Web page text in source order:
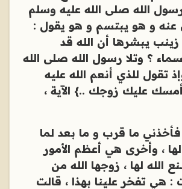
الله صلى الله عليه وسلم
و هو يبتسم و هو يقول :
يبشرها أن الله قد
؟ وتلا رسول الله صلى الله
تقول للذي أنعم الله عليه
عليك زوجك ..} الآية ،
ما قرب و ما بعد لما
، وأخرى هي أعظم الأمور
الله لها ، زوجها الله من
: هي تفخر علينا بهذا ، قالت